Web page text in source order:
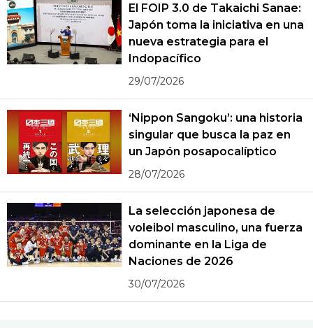
El FOIP 3.0 de Takaichi Sanae:
Japón toma la iniciativa en una
nueva estrategia para el
Indopacífico
29/07/2026
‘Nippon Sangoku’: una historia
singular que busca la paz en
un Japón posapocalíptico
28/07/2026
La selección japonesa de
voleibol masculino, una fuerza
dominante en la Liga de
Naciones de 2026
30/07/2026